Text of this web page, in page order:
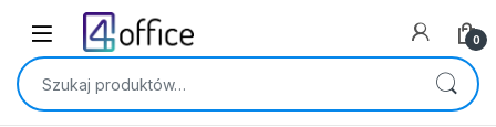
Skip to navigation
Skip to content
0
Szukaj: